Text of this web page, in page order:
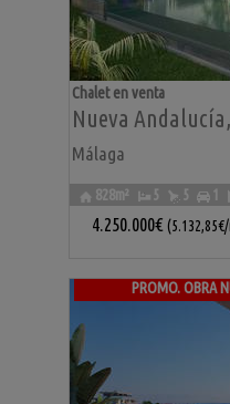
Nueva Andalucía,
Málaga
Chalet en venta
828m² 5 5 1
4.250.000€ (5.132,85€/
PROMO. OBRA